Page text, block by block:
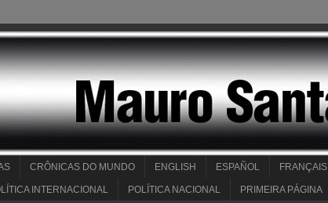
CRÔNICAS DO MUNDO ENGLISH ESPAÑOL FRANÇAIS
INTERNACIONAL POLÍTICA NACIONAL PRIMEIRA PÁGINA